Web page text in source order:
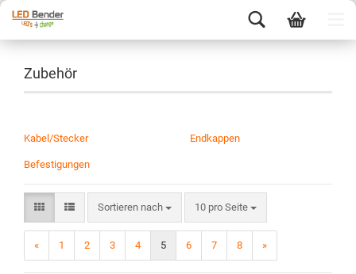
Zubehör
Kabel/Stecker Endkappen
Befestigungen
Sortieren nach 10 pro Seite
« 1 2 3 4 5 6 7 8 »